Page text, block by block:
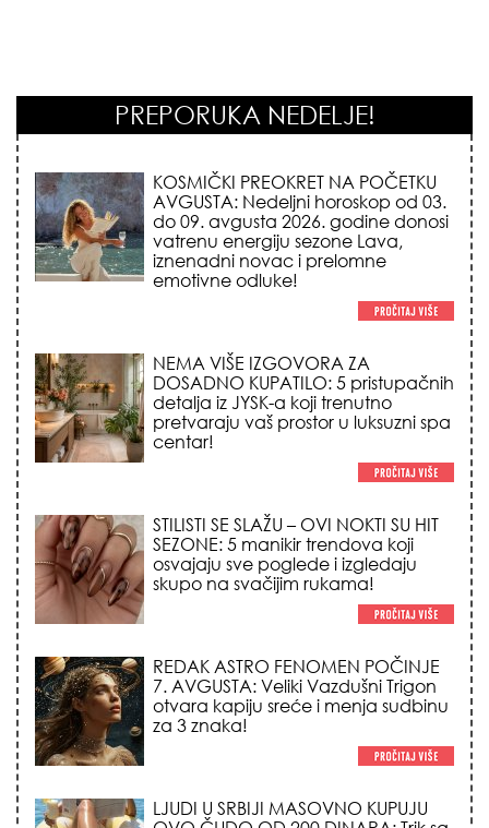
PREPORUKA NEDELJE!
KOSMIČKI PREOKRET NA POČETKU
AVGUSTA: Nedeljni horoskop od 03.
do 09. avgusta 2026. godine donosi
vatrenu energiju sezone Lava,
iznenadni novac i prelomne
emotivne odluke!
NEMA VIŠE IZGOVORA ZA
DOSADNO KUPATILO: 5 pristupačnih
detalja iz JYSK-a koji trenutno
pretvaraju vaš prostor u luksuzni spa
centar!
STILISTI SE SLAŽU – OVI NOKTI SU HIT
SEZONE: 5 manikir trendova koji
osvajaju sve poglede i izgledaju
skupo na svačijim rukama!
REDAK ASTRO FENOMEN POČINJE
7. AVGUSTA: Veliki Vazdušni Trigon
otvara kapiju sreće i menja sudbinu
za 3 znaka!
LJUDI U SRBIJI MASOVNO KUPUJU